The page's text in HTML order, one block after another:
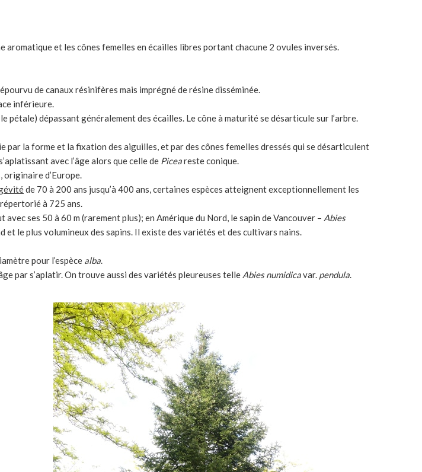
aromatique et les cônes femelles en écailles libres portant chacune 2 ovules inversés.
de canaux résinifères mais imprégné de résine disséminée.
inférieure.
dépassant généralement des écailles. Le cône à maturité se désarticule sur l’arbre.
par la forme et la fixation des aiguilles, et par des cônes femelles dressés qui se désarticulent
avec l’âge alors que celle de Piceareste conique.
originaire d’Europe.
de 70 à 200 ans jusqu’à 400 ans, certaines espèces atteignent exceptionnellement les
à 725 ans.
avec ses 50 à 60 m (rarement plus); en Amérique du Nord, le sapin de Vancouver – Abies
et le plus volumineux des sapins. Il existe des variétés et des cultivars nains.
pour l’espèce alba.
par s’aplatir. On trouve aussi des variétés pleureuses telle Abies numidicavar. pendula.